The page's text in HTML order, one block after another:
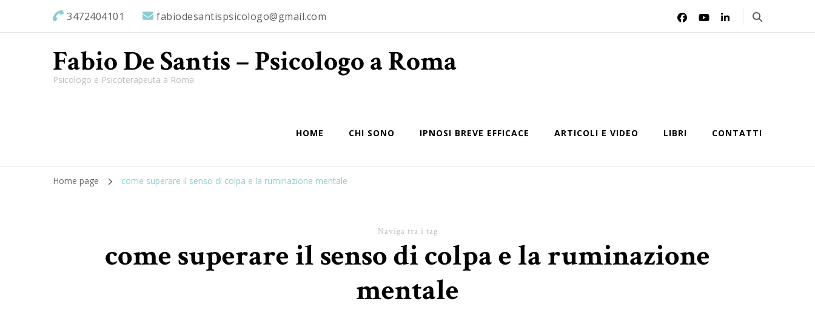
3472404101 fabiodesantispsicologo@gmail.com
Fabio De Santis – Psicologo a Roma
Psicologo e Psicoterapeuta a Roma
HOME CHI SONO IPNOSI BREVE EFFICACE ARTICOLI E VIDEO LIBRI CONTATTI
Home page come superare il senso di colpa e la ruminazione mentale
Naviga tra i tag
come superare il senso di colpa e la ruminazione
mentale